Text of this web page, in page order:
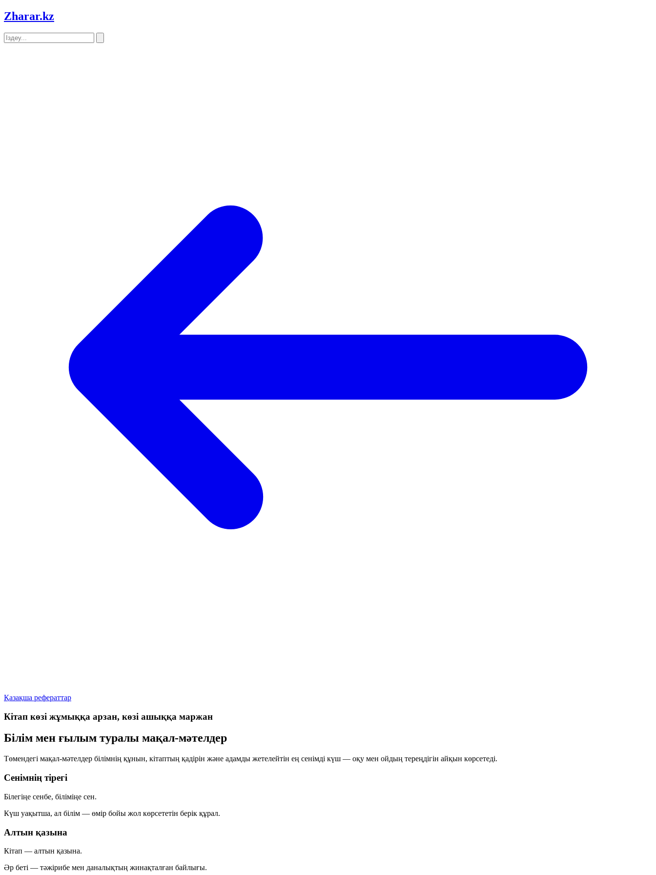
Zharar.kz
Қазақша рефераттар
Кітап көзі жұмыққа арзан, көзі ашыққа маржан
Білім мен ғылым туралы мақал-мәтелдер
Төмендегі мақал-мәтелдер білімнің құнын, кітаптың қадірін және адамды жетелейтін ең сенімді күш — оқу мен ойдың тереңдігін айқын көрсетеді.
Сенімнің тірегі
Білегіңе сенбе, біліміңе сен.
Күш уақытша, ал білім — өмір бойы жол көрсететін берік құрал.
Алтын қазына
Кітап — алтын қазына.
Әр беті — тәжірибе мен даналықтың жинақталған байлығы.